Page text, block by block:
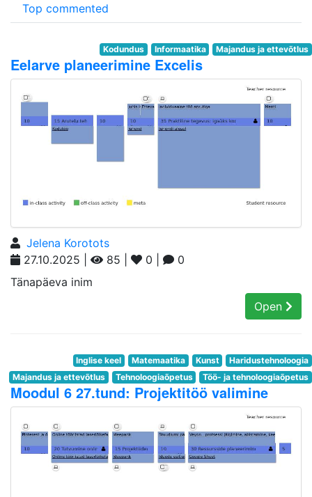
Top commented
Kodundus Informaatika Majandus ja ettevõtlus
Eelarve planeerimine Excelis
Jelena Korotots
27.10.2025 |
85 | 0 |
0
Tänapäeva inim
Open
Inglise keel Matemaatika Kunst
Haridustehnoloogia
Majandus ja ettevõtlus
Tehnoloogiaõpetus Töö- ja tehnoloogiaõpetus
Moodul 6 27.tund: Projektitöö valimine